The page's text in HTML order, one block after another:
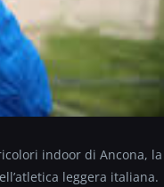
indoor di Ancona, la
leggera italiana.